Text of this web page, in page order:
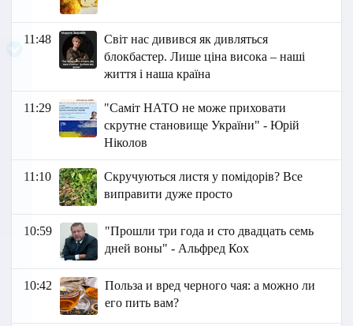
11:48
Світ нас дивився як дивляться
блокбастер. Лише ціна висока – наші
життя і наша країна
11:29
"Саміт НАТО не може приховати
скрутне становище України" - Юрій
Ніколов
11:10
Скручуються листя у помідорів? Все
виправити дуже просто
10:59
"Прошли три года и сто двадцать семь
дней воны" - Альфред Кох
10:42
Польза и вред черного чая: а можно ли
его пить вам?